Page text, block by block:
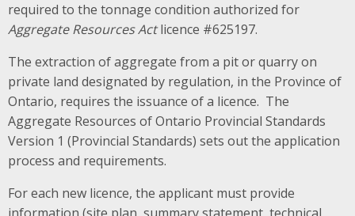
required to the tonnage condition authorized for
Aggregate Resources Actlicence #625197.
The extraction of aggregate from a pit or quarry on
private land designated by regulation, in the Province of
Ontario, requires the issuance of a licence. The
Aggregate Resources of Ontario Provincial Standards
Version 1 (Provincial Standards) sets out the application
process and requirements.
For each new licence, the applicant must provide